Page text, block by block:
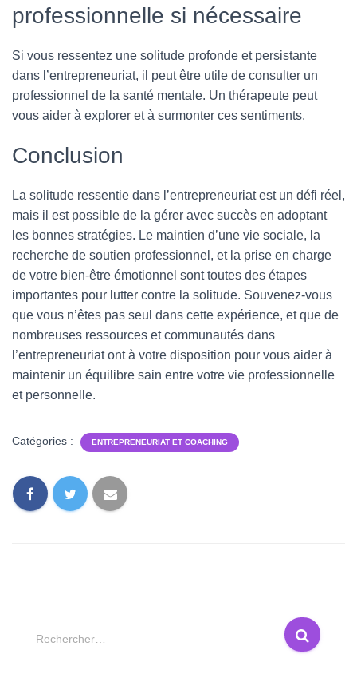
professionnelle si nécessaire
Si vous ressentez une solitude profonde et persistante
dans l’entrepreneuriat, il peut être utile de consulter un
professionnel de la santé mentale. Un thérapeute peut
vous aider à explorer et à surmonter ces sentiments.
Conclusion
La solitude ressentie dans l’entrepreneuriat est un défi réel,
mais il est possible de la gérer avec succès en adoptant
les bonnes stratégies. Le maintien d’une vie sociale, la
recherche de soutien professionnel, et la prise en charge
de votre bien-être émotionnel sont toutes des étapes
importantes pour lutter contre la solitude. Souvenez-vous
que vous n’êtes pas seul dans cette expérience, et que de
nombreuses ressources et communautés dans
l’entrepreneuriat ont à votre disposition pour vous aider à
maintenir un équilibre sain entre votre vie professionnelle
et personnelle.
Catégories : ENTREPRENEURIAT ET COACHING
R
e
Rechercher…